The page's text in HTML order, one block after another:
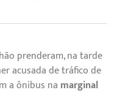
prenderam, na tarde
acusada de tráfico de
a ônibus na marginal